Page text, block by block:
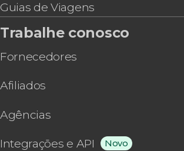
Guias de Viagens
Trabalhe conosco
Fornecedores
Afiliados
Agências
Integrações e API Novo